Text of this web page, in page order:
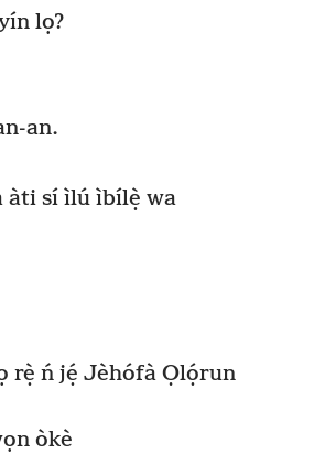
lọ?
an.
àti sí ìlú ìbílẹ̀ wa
rẹ̀ ń jẹ́ Jèhófà Ọlọ́run
òkè